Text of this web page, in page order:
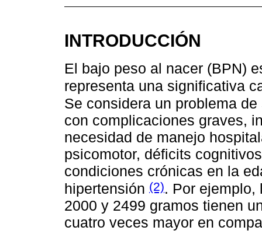
INTRODUCCIÓN
El bajo peso al nacer (BPN)
representa una significativa
Se considera un problema
con complicaciones graves,
necesidad de manejo
psicomotor, déficits
condiciones crónicas en la
hipertensión (2). Por ejemplo,
2000 y 2499 gramos tienen
cuatro veces mayor en